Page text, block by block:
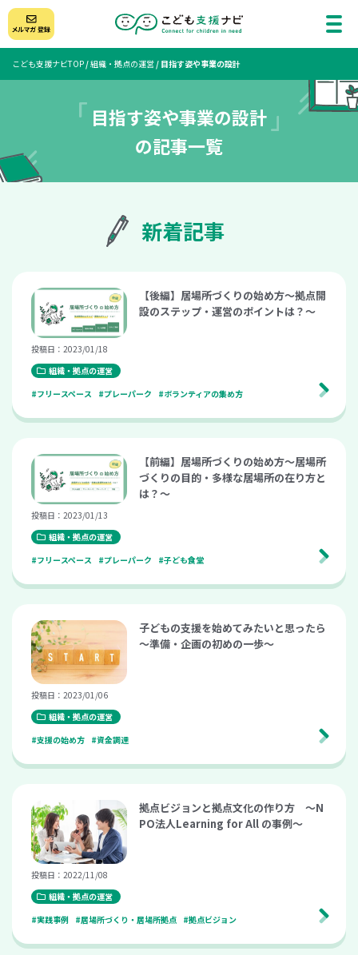
こども支援ナビTOP/組織・拠点の運営/ 目指す姿や事業の設計
目指す姿や事業の設計
の記事一覧
新着記事
【後編】居場所づくりの始め方～拠点開
設のステップ・運営のポイントは？～
投稿日：2023/01/18
組織・拠点の運営
#フリースペース
#プレーパーク #ボランティアの集め方
【前編】居場所づくりの始め方～居場所
づくりの目的・多様な居場所の在り方と
は？～
投稿日：2023/01/13
組織・拠点の運営
#フリースペース
#プレーパーク #子ども食堂
子どもの支援を始めてみたいと思ったら
～準備・企画の初めの一歩～
投稿日：2023/01/06
組織・拠点の運営
#支援の始め方
#資金調達
拠点ビジョンと拠点文化の作り方 〜N
PO法人Learning for All の事例〜
投稿日：2022/11/08
組織・拠点の運営
#実践事例
#居場所づくり・居場所拠点 #拠点ビジョン